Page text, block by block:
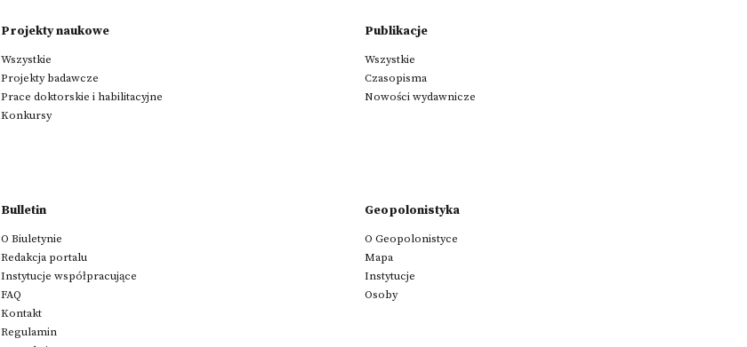
Projekty naukowe
Wszystkie
Projekty badawcze
Prace doktorskie i habilitacyjne
Konkursy
Publikacje
Wszystkie
Czasopisma
Nowości wydawnicze
Bulletin
O Biuletynie
Redakcja portalu
Instytucje współpracujące
FAQ
Kontakt
Regulamin
Geopolonistyka
O Geopolonistyce
Mapa
Instytucje
Osoby